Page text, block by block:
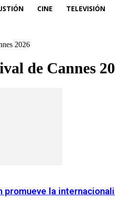
CINE TELEVISIÓN
2026
de Cannes
promueve la